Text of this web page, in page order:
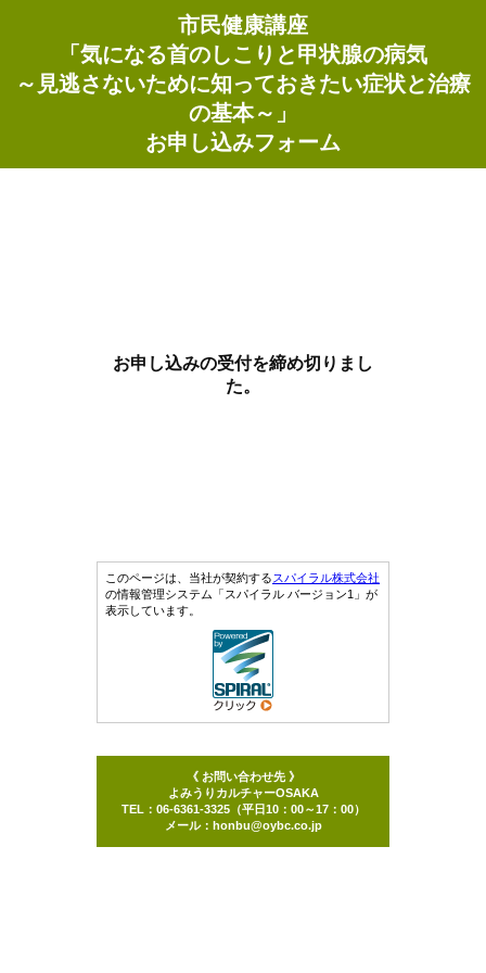
市民健康講座
「気になる首のしこりと甲状腺の病気
～見逃さないために知っておきたい症状と治療
の基本～」
お申し込みフォーム
お申し込みの受付を締め切りまし
た。
このページは、当社が契約するスパイラル株式会社
の情報管理システム「スパイラル バージョン1」が
表示しています。
《 お問い合わせ先 》
よみうりカルチャーOSAKA
TEL：06-6361-3325（平日10：00～17：00）
メール：honbu@oybc.co.jp